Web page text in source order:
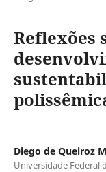
Reflexões
Diego de Queiroz
Universidade Federal